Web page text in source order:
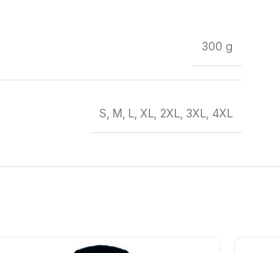
300 g
S M L XL 2XL 3XL 4XL